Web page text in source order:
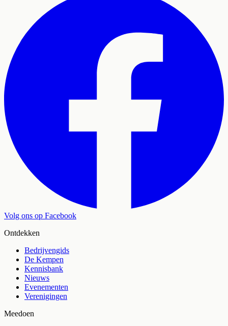
Volg ons op Facebook
Ontdekken
Bedrijvengids
De Kempen
Kennisbank
Nieuws
Evenementen
Verenigingen
Meedoen